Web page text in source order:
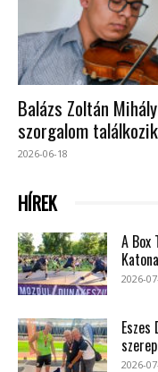
Balázs Zoltán
szorgalom találkozik
2026-06-18
HÍREK
A Box
2026-
2026-